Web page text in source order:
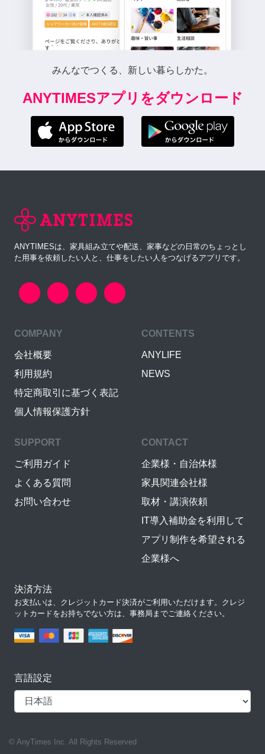
みんなでつくる、新しい暮らしかた。
ANYTIMESアプリをダウンロード
ANYTIMESは、家具組み立てや配送、家事などの日常のちょっとし
た用事を依頼したい人と、仕事をしたい人をつなげるアプリです。
COMPANY
会社概要
利用規約
特定商取引に基づく表記
個人情報保護方針
CONTENTS
ANYLIFE
NEWS
SUPPORT
ご利用ガイド
よくある質問
お問い合わせ
CONTACT
企業様・自治体様
家具関連会社様
取材・講演依頼
IT導入補助金を利用して
アプリ制作を希望される
企業様へ
決済方法
お支払いは、クレジットカード決済がご利用いただけます。クレジ
ットカードをお持ちでない方は、事務局までご連絡ください。
言語設定
© AnyTimes Inc. All Rights Reserved